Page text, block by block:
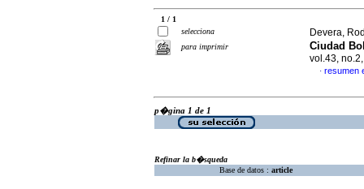
1 / 1
selecciona
para imprimir
Devera,
Ciudad
vol.43,
· resumen
p�gina 1 de 1
Refinar la b�squeda
Base de datos : article